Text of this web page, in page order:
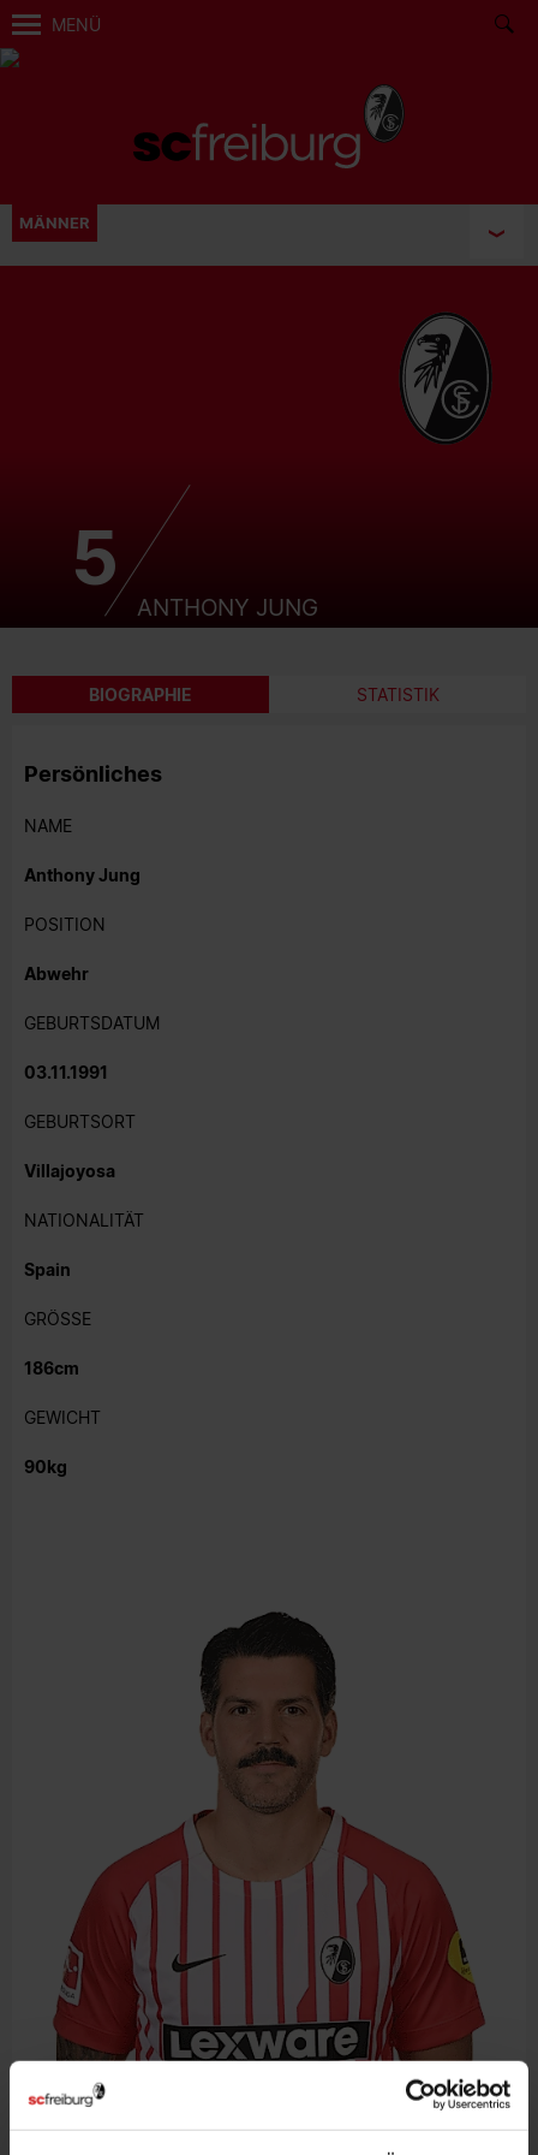
MENÜ
MÄNNER
5
ANTHONY JUNG
BIOGRAPHIE STATISTIK
Persönliches
NAME
Anthony Jung
POSITION
Abwehr
GEBURTSDATUM
03.11.1991
GEBURTSORT
Villajoyosa
NATIONALITÄT
Spain
GRÖSSE
186cm
GEWICHT
90kg